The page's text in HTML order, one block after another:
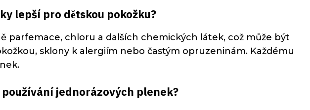
lepší pro dětskou pokožku?
parfemace, chloru a dalších chemických látek, což může být
sklony k alergiím nebo častým opruzeninám. Každému
jednorázových plenek?